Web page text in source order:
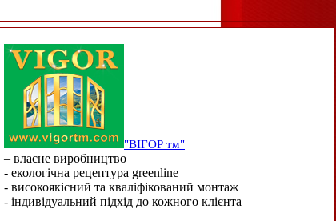
"ВІГОР тм"
– власне виробництво
- екологічна рецептура greenline
- високоякісний та кваліфікований монтаж
- індивідуальний підхід до кожного клієнта